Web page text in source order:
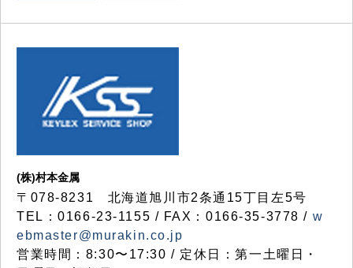
(株)村本金属
〒078-8231 北海道旭川市2条通15丁目左5号
TEL：0166-23-1155 / FAX：0166-35-3778 / w
ebmaster@murakin.co.jp
営業時間：8:30〜17:30 / 定休日：第一土曜日・